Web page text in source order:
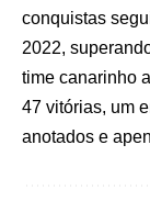
conquistas
2022,
time canarinho
47 vitórias, um
anotados e